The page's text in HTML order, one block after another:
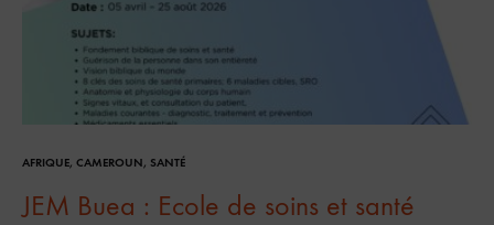
AFRIQUE, CAMEROUN, SANTÉ
JEM Buea : Ecole de soins et santé